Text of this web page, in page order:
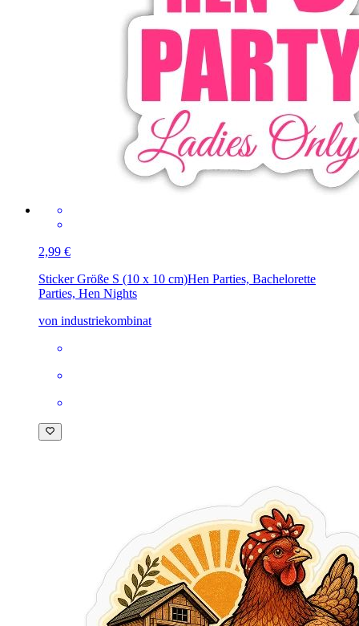
2,99 €
Sticker Größe S (10 x 10 cm)Hen Parties, Bachelorette
Parties, Hen Nights
von industriekombinat